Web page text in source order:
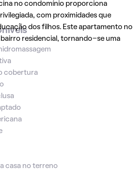
no condomínio proporciona
com proximidades que
dos filhos. Este apartamento no
residencial, tornando-se uma
cobertura
casa no terreno